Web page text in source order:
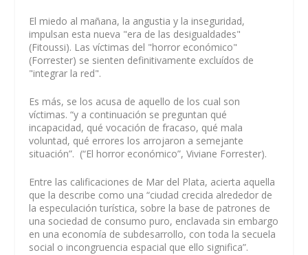
El miedo al mañana, la angustia y la inseguridad,
impulsan esta nueva "era de las desigualdades"
(Fitoussi). Las víctimas del "horror económico"
(Forrester) se sienten definitivamente excluídos de
"integrar la red".
Es más, se los acusa de aquello de los cual son
víctimas. “y a continuación se preguntan qué
incapacidad, qué vocación de fracaso, qué mala
voluntad, qué errores los arrojaron a semejante
situación”. (“El horror económico”, Viviane Forrester).
Entre las calificaciones de Mar del Plata, acierta aquella
que la describe como una “ciudad crecida alrededor de
la especulación turística, sobre la base de patrones de
una sociedad de consumo puro, enclavada sin embargo
en una economía de subdesarrollo, con toda la secuela
social o incongruencia espacial que ello significa”.